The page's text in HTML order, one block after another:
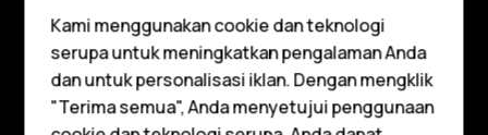
Smartphone
Jelajahi
Tentang
Kami menggunakan cookie dan teknologi
serupa untuk meningkatkan pengalaman Anda
dan untuk personalisasi iklan. Dengan mengklik
"Terima semua", Anda menyetujui penggunaan